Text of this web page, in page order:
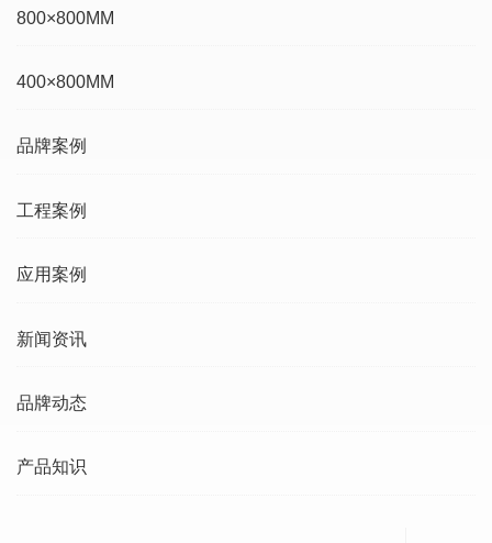
800×800MM
400×800MM
品牌案例
工程案例
应用案例
新闻资讯
品牌动态
产品知识